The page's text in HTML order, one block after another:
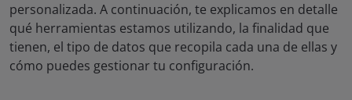
personalizada. A continuación, te explicamos en detalle
qué herramientas estamos utilizando, la finalidad que
tienen, el tipo de datos que recopila cada una de ellas y
cómo puedes gestionar tu configuración.